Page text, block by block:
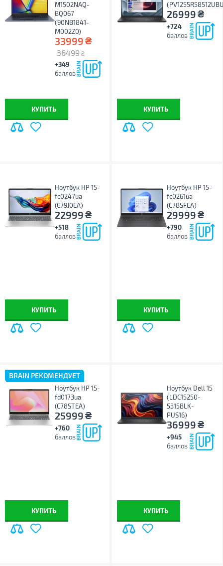
M1502NAQ-
BQ067
(90NB1841-
M002Z0)
33999₴
36499 ₴
+349
баллов
КУПИТЬ
26999₴
+724
баллов
КУПИТЬ
Ноутбук HP 15-
fc0247ua
(C79J0EA)
22999₴
+518
баллов
КУПИТЬ
Ноутбук HP 15-
fc0261ua
(C78SFEA)
29999₴
+790
баллов
КУПИТЬ
BRAIN РЕКОМЕНДУЕТ
Ноутбук HP 15-
fd0173ua
(C78STEA)
25999₴
+760
баллов
КУПИТЬ
Ноутбук Dell 15
(LDC15250-
5315BLK-
PUS16)
36999₴
+945
баллов
КУПИТЬ